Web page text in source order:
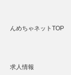
んめちゃネットTOP
求人情報